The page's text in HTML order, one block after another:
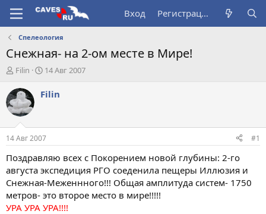
Вход Регистрация
Спелеология
Снежная- на 2-ом месте в Мире!
А
т
о
р
т
е
м
ы
Filin
Д
т
ч
а
л
14 Авг 2007
Filin
14 Авг 2007 #1
Поздравляю всех с Покорением новой глубины: 2-го
августа экспедиция РГО соеденила пещеры Иллюзия и
Снежная-Меженнного!!! Общая амплитуда систем- 1750
метров- это второе место в мире!!!!!
УРА УРА УРА!!!!